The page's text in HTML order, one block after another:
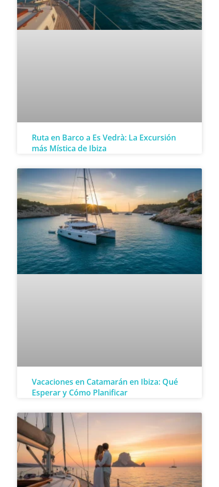
Ruta en Barco a Es Vedrà: La Excursión
más Mística de Ibiza
Vacaciones en Catamarán en Ibiza: Qué
Esperar y Cómo Planificar